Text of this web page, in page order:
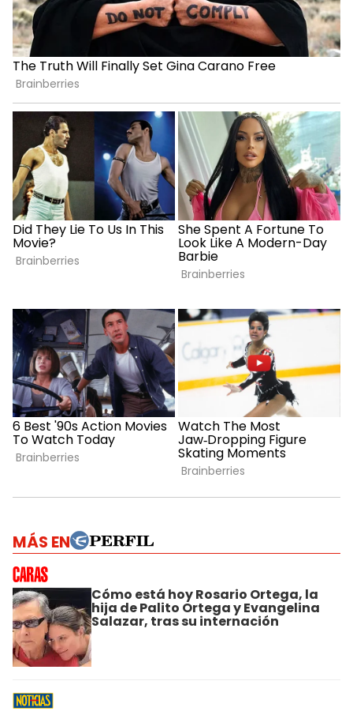
MÁS EN
Cómo está hoy Rosario Ortega, la
hija de Palito Ortega y Evangelina
Salazar, tras su internación